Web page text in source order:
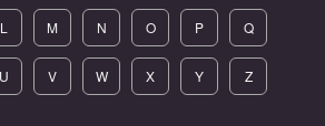
L M N O P Q
U V W X Y Z